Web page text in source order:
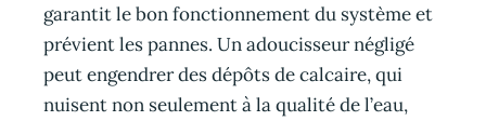
garantit le bon fonctionnement du système et
prévient les pannes. Un adoucisseur négligé
peut engendrer des dépôts de calcaire, qui
nuisent non seulement à la qualité de l’eau,